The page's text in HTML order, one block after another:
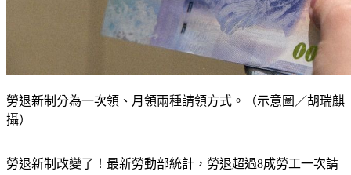
攝）
領，而勞保老年給付僅8％一次領。不過，勞工退休金制度修